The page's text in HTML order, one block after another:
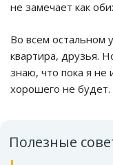
не замечает как
Во всем остальном
квартира, друзья.
знаю, что пока я не
хорошего не будет.
Полезные